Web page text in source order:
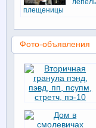
плещеницы
Фото-объявления